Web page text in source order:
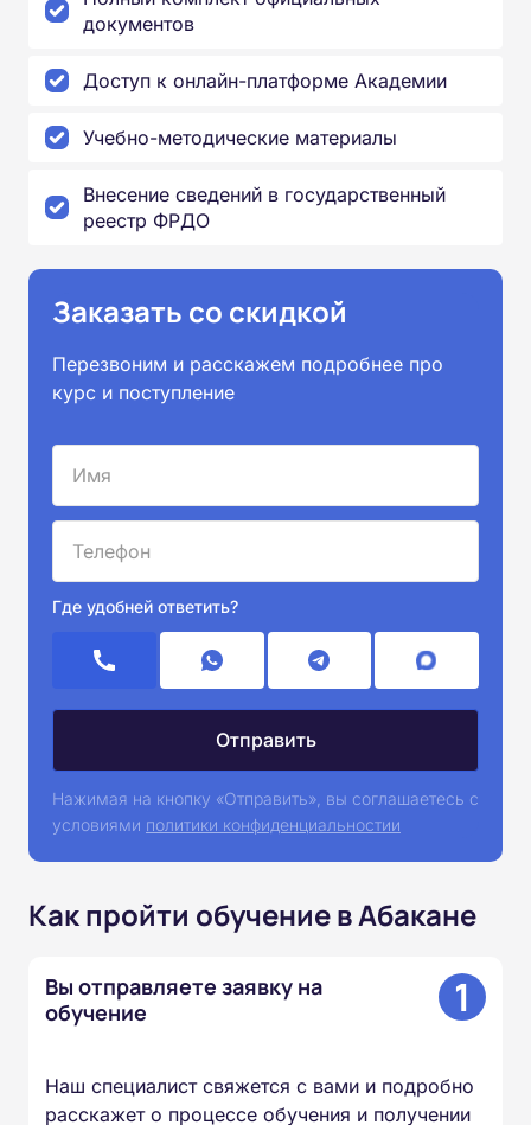
документов
Доступ к онлайн-платформе Академии
Учебно-методические материалы
Внесение сведений в государственный
реестр ФРДО
Заказать со скидкой
Перезвоним и расскажем подробнее про
курс и поступление
Где удобней ответить?
Нажимая на кнопку «Отправить», вы соглашаетесь с
условиями политики конфиденциальностии
Как пройти обучение в Абакане
Вы отправляете заявку на
обучение
1
Наш специалист свяжется с вами и подробно
расскажет о процессе обучения и получении